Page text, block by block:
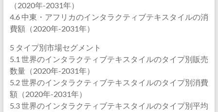
（2020年-2031年）
4.6 中東・アフリカのインタラクティブテキスタイルの消
費額（2020年-2031年）
5 タイプ別市場セグメント
5.1 世界のインタラクティブテキスタイルのタイプ別販売
数量（2020年-2031年）
5.2 世界のインタラクティブテキスタイルのタイプ別消費
額（2020年-2031年）
5.3 世界のインタラクティブテキスタイルのタイプ別平均